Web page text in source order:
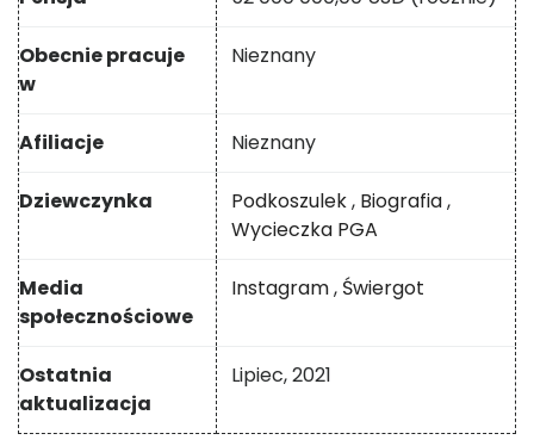
Obecnie pracuje
w
Nieznany
Afiliacje Nieznany
Dziewczynka Podkoszulek, Biografia,
Wycieczka PGA
Media
społecznościowe
Instagram, Świergot
Ostatnia
aktualizacja
Lipiec, 2021